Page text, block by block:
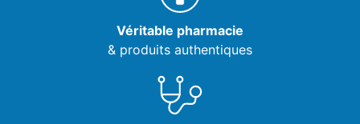
Véritable pharmacie
& produits authentiques